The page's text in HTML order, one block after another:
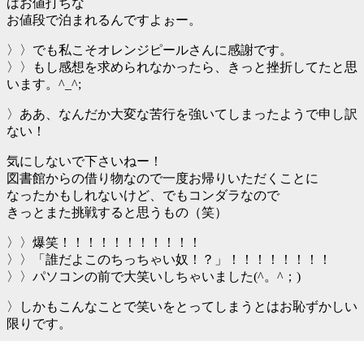
お値段で泊まれるんですよぉー。
〉〉でも私こそオレンジピールさんに感謝です。
〉〉もし感想を求められなかったら、きっと挫折してたと思
います。^_^;
〉ああ、なんだか大変な苦行を強いてしまったようで申し訳
ない！
気にしないで下さいねー！
図書館からの借り物なので一度お帰りいただくことに
なったかもしれないけど、でもコンダラなので
きっとまた挑戦すると思うもの（笑）
〉〉爆笑！！！！！！！！！！！
〉〉「誰だよこのちっちゃい奴！？」！！！！！！！！
〉〉パソコンの前で大笑いしちゃいました(^。^；)
〉しかもこんなことで笑いをとってしまうとはお恥ずかしい
限りです。